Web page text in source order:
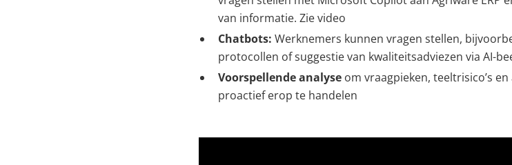
van informatie. Zie video
Chatbots: Werknemers kunnen vragen stellen,
protocollen of suggestie van kwaliteitsadviezen via AI-
Voorspellende analyse om vraagpieken, teeltrisico’s
proactief erop te handelen